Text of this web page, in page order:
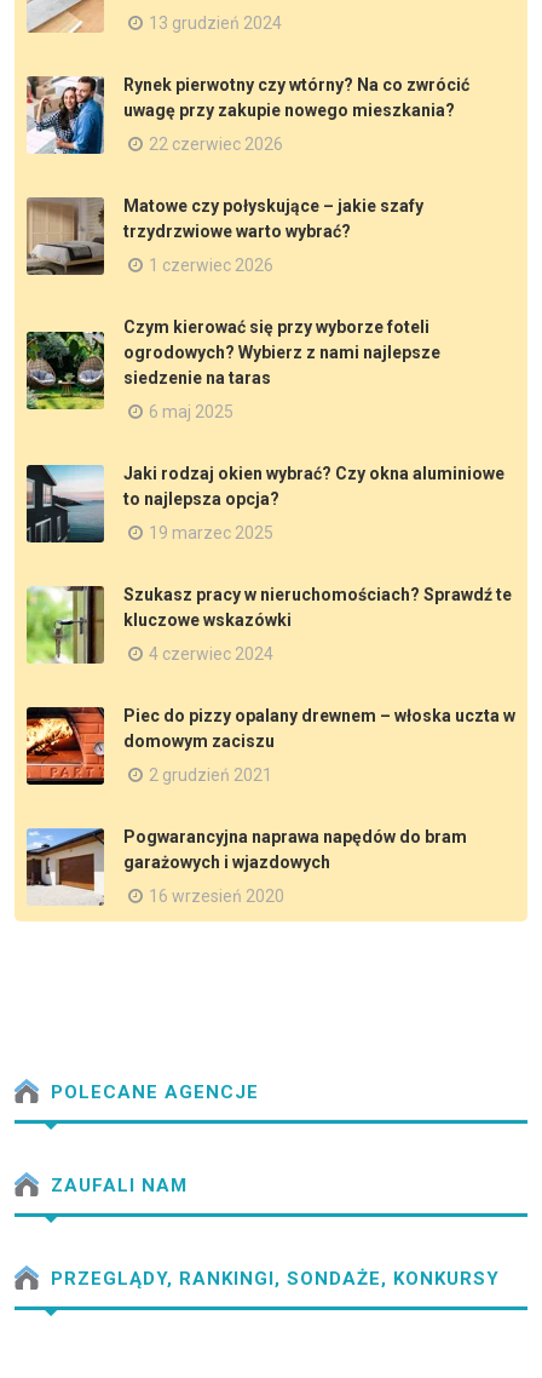
13 grudzień 2024
Rynek pierwotny czy wtórny? Na co zwrócić
uwagę przy zakupie nowego mieszkania?
22 czerwiec 2026
Matowe czy połyskujące – jakie szafy
trzydrzwiowe warto wybrać?
1 czerwiec 2026
Czym kierować się przy wyborze foteli
ogrodowych? Wybierz z nami najlepsze
siedzenie na taras
6 maj 2025
Jaki rodzaj okien wybrać? Czy okna aluminiowe
to najlepsza opcja?
19 marzec 2025
Szukasz pracy w nieruchomościach? Sprawdź te
kluczowe wskazówki
4 czerwiec 2024
Piec do pizzy opalany drewnem – włoska uczta w
domowym zaciszu
2 grudzień 2021
Pogwarancyjna naprawa napędów do bram
garażowych i wjazdowych
16 wrzesień 2020
POLECANE AGENCJE
ZAUFALI NAM
PRZEGLĄDY, RANKINGI, SONDAŻE, KONKURSY